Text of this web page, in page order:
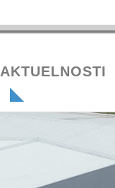
AKTUELNOSTI